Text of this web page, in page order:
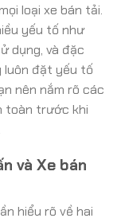
loại xe bán tải.
yếu tố như
dụng, và đặc
luôn đặt yếu tố
nên nắm rõ các
toàn trước khi
và Xe bán
hiểu rõ về hai